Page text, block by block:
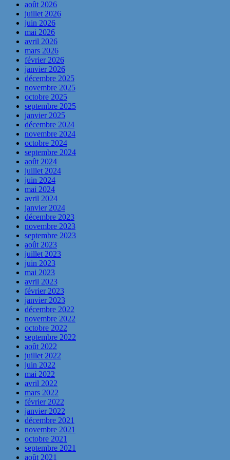
août 2026
juillet 2026
juin 2026
mai 2026
avril 2026
mars 2026
février 2026
janvier 2026
décembre 2025
novembre 2025
octobre 2025
septembre 2025
janvier 2025
décembre 2024
novembre 2024
octobre 2024
septembre 2024
août 2024
juillet 2024
juin 2024
mai 2024
avril 2024
janvier 2024
décembre 2023
novembre 2023
septembre 2023
août 2023
juillet 2023
juin 2023
mai 2023
avril 2023
février 2023
janvier 2023
décembre 2022
novembre 2022
octobre 2022
septembre 2022
août 2022
juillet 2022
juin 2022
mai 2022
avril 2022
mars 2022
février 2022
janvier 2022
décembre 2021
novembre 2021
octobre 2021
septembre 2021
août 2021